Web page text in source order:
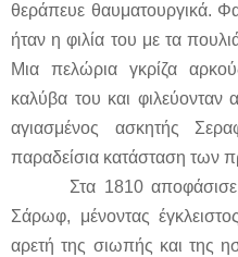
θεράπευε θαυματουργικά.
ήταν η φιλία του με τα
Μια πελώρια γκρίζα
καλύβα του και
αγιασμένος ασκητής
παραδείσια κατάσταση των
Στα 1810 αποφάσισε
Σάρωφ, μένοντας
αρετή της σιωπής και της